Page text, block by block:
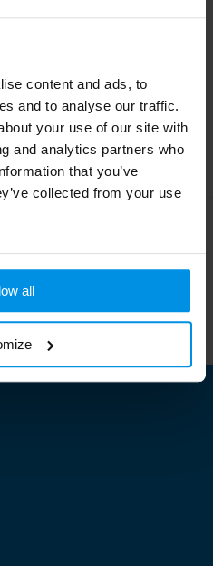
content and ads, to
and to analyse our traffic.
your use of our site with
and analytics partners who
that you’ve
collected from your use
all
nieuwsbrief
en mis nooit meer één van